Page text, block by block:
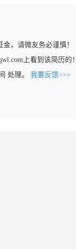
，请微友务必谨慎！
上看到该简历的！
处理。 我要反馈>>>